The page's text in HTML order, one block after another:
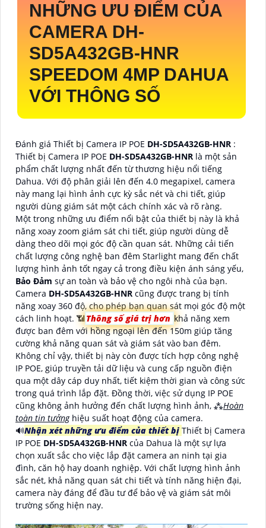
NHỮNG ƯU ĐIỂM CỦA
CAMERA DH-
SD5A432GB-HNR
SPEEDOM 4MP DAHUA
VỚI THÔNG SỐ
Đánh giá Thiết bị Camera IP POE DH-SD5A432GB-HNR :
Thiết bị Camera IP POE DH-SD5A432GB-HNR là một sản
phẩm chất lượng nhất đến từ thương hiệu nổi tiếng
Dahua. Với độ phân giải lên đến 4.0 megapixel, camera
này mang lại hình ảnh cực kỳ sắc nét và chi tiết, giúp
người dùng giám sát một cách chính xác và rõ ràng.
Một trong những ưu điểm nổi bật của thiết bị này là khả
năng xoay zoom giám sát chi tiết, giúp người dùng dễ
dàng theo dõi mọi góc độ cần quan sát. Những cải tiến
chất lượng công nghệ ban đêm Starlight mang đến chất
lượng hình ảnh tốt ngay cả trong điều kiện ánh sáng yếu,
Bảo Đảm sự an toàn và bảo vệ cho ngôi nhà của bạn.
Camera DH-SD5A432GB-HNR cũng được trang bị tính
năng xoay 360 độ, cho phép bạn quan sát mọi góc độ một
cách linh hoạt. 📶Thông số giá trị hơn khả năng xem
được ban đêm với hồng ngoại lên đến 150m giúp tăng
cường khả năng quan sát và giám sát vào ban đêm.
Không chỉ vậy, thiết bị này còn được tích hợp công nghệ
IP POE, giúp truyền tải dữ liệu và cung cấp nguồn điện
qua một dây cáp duy nhất, tiết kiệm thời gian và công sức
trong quá trình lắp đặt. Đồng thời, việc sử dụng IP POE
cũng không ảnh hưởng đến chất lượng hình ảnh, ⁂Hoàn
toàn tin tưởnghiệu suất hoạt động của camera.
🔊Nhận xét những ưu điểm của thiết bị Thiết bị Camera
IP POE DH-SD5A432GB-HNR của Dahua là một sự lựa
chọn xuất sắc cho việc lắp đặt camera an ninh tại gia
đình, căn hộ hay doanh nghiệp. Với chất lượng hình ảnh
sắc nét, khả năng quan sát chi tiết và tính năng hiện đại,
camera này đáng để đầu tư để bảo vệ và giám sát môi
trường sống hiện nay.